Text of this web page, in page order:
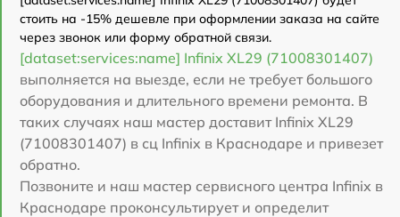
стоить на -15% дешевле при оформлении заказа на сайте
через звонок или форму обратной связи.
[dataset:services:name] Infinix XL29 (71008301407)
выполняется на выезде, если не требует большого
оборудования и длительного времени ремонта. В
таких случаях наш мастер доставит Infinix XL29
(71008301407) в сц Infinix в Краснодаре и привезет
обратно.
Позвоните и наш мастер сервисного центра Infinix в
Краснодаре проконсультирует и определит